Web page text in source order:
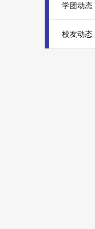
学团动态
校友动态